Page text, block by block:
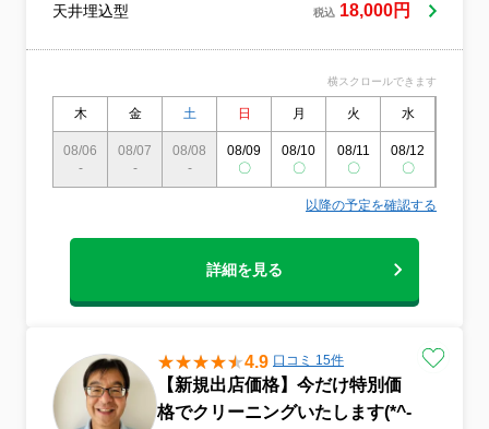
れやカビをしっかり除去。防カビ効果によ
時間作業＆明瞭な料金忙しい方でも安心の
スピーディー施工。分かりやすい料金設定
で、追加費用の心配もありません。6. プロ
による安心施工経験豊富なスタッフが丁寧
質な仕上がりをお届けします。7. エコ洗剤
エコ洗剤を使用。環境にもやさしいクリー
天井埋込型 税込 18,000円
横スクロールできます
木 金 土 日 月 火 水
08/06
-
08/07
-
08/08
-
08/09
〇
08/10
〇
08/11
〇
08/12
〇
以降の予定を確認する
詳細を見る
4.9 口コミ 15件
【新規出店価格】今だけ特別価
格でクリーニングいたします(*^-